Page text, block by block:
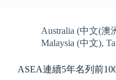
Australia (中文(澳
Malaysia (中文),
ASEA連續5年名列前